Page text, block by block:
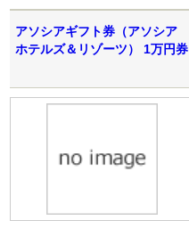
アソシアギフト券（アソシア
ホテルズ＆リゾーツ） 1万円券